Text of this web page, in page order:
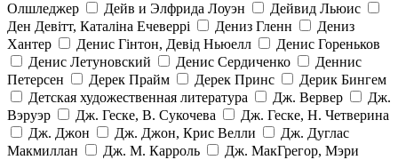
Олшледжер
Дейв и Элфрида Лоуэн
Дейвид Льюис
Ден Девітт, Каталіна Ечеверрі
Дениз Гленн
Дениз
Хантер
Денис Гінтон, Девід Ньюелл
Денис Гореньков
Денис Летуновский
Денис Сердиченко
Деннис
Петерсен
Дерек Прайм Дерек Принс
Дерик Бингем
Детская художественная литература
Дж. Вервер
Дж.
Вэруэр
Дж. Геске, В. Сукочева
Дж. Геске, Н. Четверина
Дж. Джон
Дж. Джон, Крис Велли
Дж. Дуглас
Макмиллан
Дж. М. Карроль
Дж. МакГрегор, Мэри